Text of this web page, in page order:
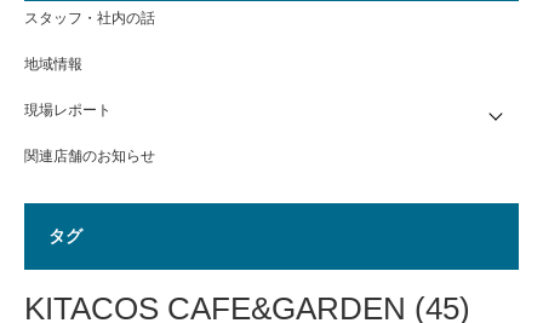
スタッフ・社内の話
地域情報
現場レポート
関連店舗のお知らせ
タグ
KITACOS CAFE&GARDEN (45)